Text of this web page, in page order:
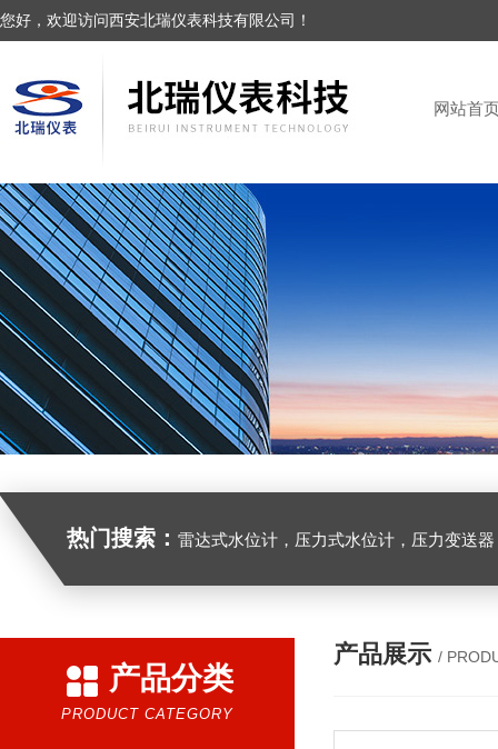
您好，欢迎访问西安北瑞仪表科技有限公司！
网站首
热门搜索： 雷达式水位计，压力式水位计，压力变送器
产品分类
PRODUCT CATEGORY
产品展示 /